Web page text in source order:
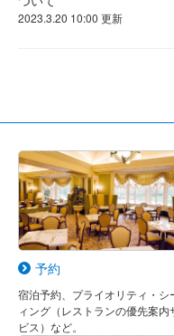
2023.3.20 10:00 更新
予約
宿泊予約、プライオリティ・シ
ィング（レストランの優先案内
ビス）など。